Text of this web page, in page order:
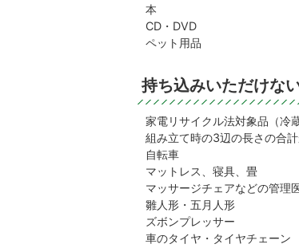
本
CD・DVD
ペット用品
持ち込みいただけな
家電リサイクル法対象品（冷
組み立て時の3辺の長さの合
自転車
マットレス、寝具、畳
マッサージチェアなどの管理
雛人形・五月人形
ズボンプレッサー
車のタイヤ・タイヤチェーン